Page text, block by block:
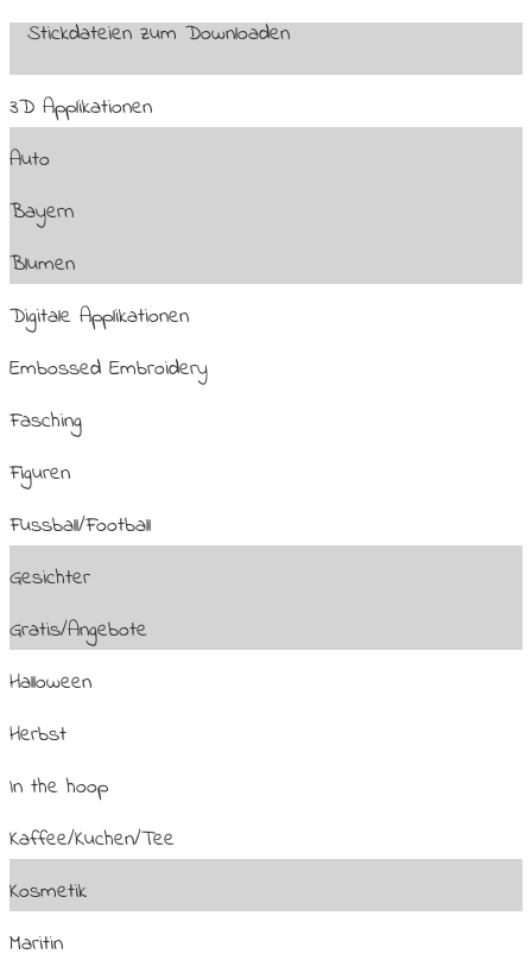
Stickdateien zum Downloaden
3D Applikationen
Auto
Bayern
Blumen
Digitale Applikationen
Embossed Embroidery
Fasching
Figuren
Fussball/Football
Gesichter
Gratis/Angebote
Halloween
Herbst
In the hoop
Kaffee/Kuchen/Tee
Kosmetik
Maritin